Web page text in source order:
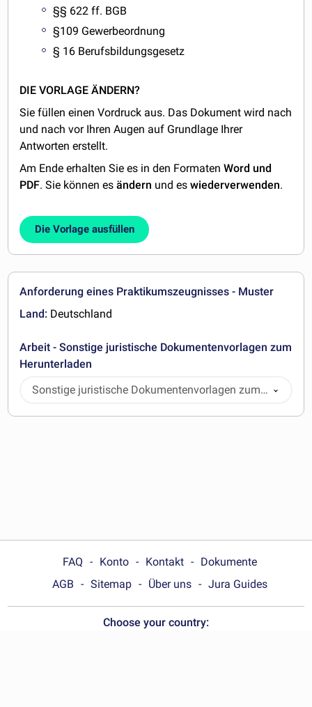
§§ 622 ff. BGB
§109 Gewerbeordnung
§ 16 Berufsbildungsgesetz
DIE VORLAGE ÄNDERN?
Sie füllen einen Vordruck aus. Das Dokument wird nach
und nach vor Ihren Augen auf Grundlage Ihrer
Antworten erstellt.
Am Ende erhalten Sie es in den FormatenWord und
PDF. Sie können esändern und eswiederverwenden.
Die Vorlage ausfüllen
Anforderung eines Praktikumszeugnisses - Muster
Land: Deutschland
Arbeit - Sonstige juristische Dokumentenvorlagen zum
Herunterladen
Sonstige juristische Dokumentenvorlagen zum
Herunterladen
FAQ Konto Kontakt
Dokumente
AGB
Sitemap Über uns Jura Guides
Choose your country: